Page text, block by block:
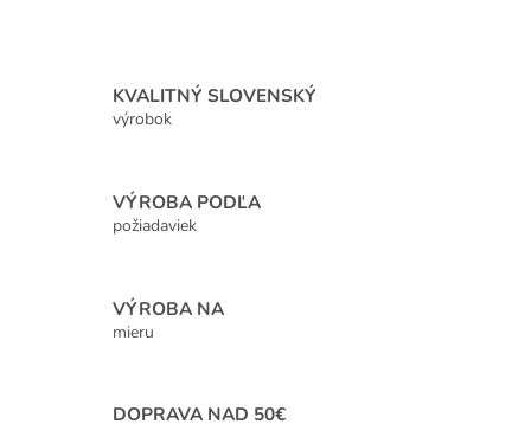
KVALITNÝ SLOVENSKÝ
výrobok
VÝROBA PODĽA
požiadaviek
VÝROBA NA
mieru
DOPRAVA NAD 50€